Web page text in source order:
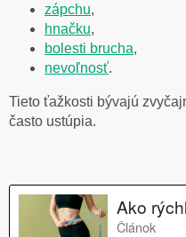
zápchu,
hnačku,
bolesti brucha,
nevoľnosť.
Tieto ťažkosti bývajú
často ustúpia.